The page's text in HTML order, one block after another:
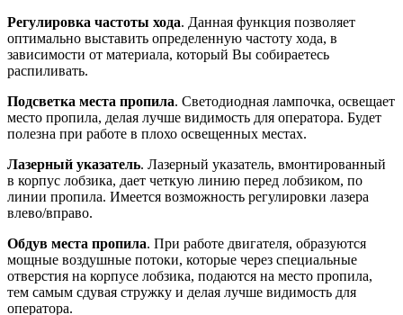
Регулировка частоты хода. Данная функция позволяет
оптимально выставить определенную частоту хода, в
зависимости от материала, который Вы собираетесь
распиливать.
Подсветка места пропила. Светодиодная лампочка, освещает
место пропила, делая лучше видимость для оператора. Будет
полезна при работе в плохо освещенных местах.
Лазерный указатель. Лазерный указатель, вмонтированный
в корпус лобзика, дает четкую линию перед лобзиком, по
линии пропила. Имеется возможность регулировки лазера
влево/вправо.
Обдув места пропила. При работе двигателя, образуются
мощные воздушные потоки, которые через специальные
отверстия на корпусе лобзика, подаются на место пропила,
тем самым сдувая стружку и делая лучше видимость для
оператора.